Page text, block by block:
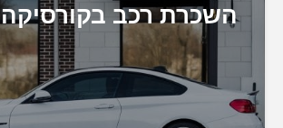
השכרת רכב בקורסיקה